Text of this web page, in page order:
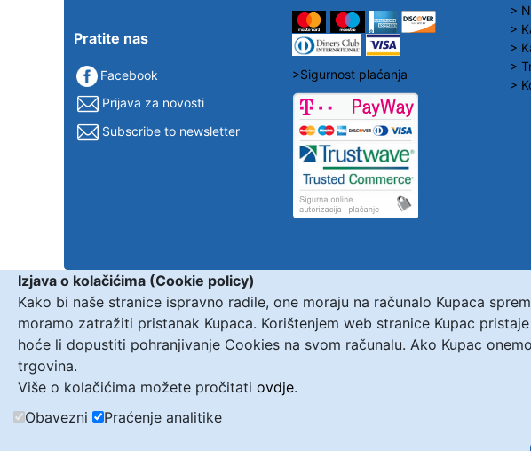
Pratite nas
Facebook
Prijava za novosti
Subscribe to newsletter
>Sigurnost plaćanja
>
>
>
>
>
Izjava o kolačićima (Cookie policy)
Kako bi naše stranice ispravno radile, one moraju na računalo Kupaca
moramo zatražiti pristanak Kupaca. Korištenjem web stranice Kupac
hoće li dopustiti pohranjivanje Cookies na svom računalu. Ako Kupac
trgovina.
Više o kolačićima možete pročitati ovdje.
Obavezni
Praćenje analitike